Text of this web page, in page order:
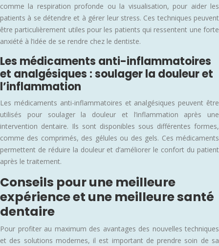
comme la respiration profonde ou la visualisation, pour aider les
patients à se détendre et à gérer leur stress. Ces techniques peuvent
être particulièrement utiles pour les patients qui ressentent une forte
anxiété à l’idée de se rendre chez le dentiste.
Les médicaments anti-inflammatoires
et analgésiques : soulager la douleur et
l’inflammation
Les médicaments anti-inflammatoires et analgésiques peuvent être
utilisés pour soulager la douleur et l’inflammation après une
intervention dentaire. Ils sont disponibles sous différentes formes,
comme des comprimés, des gélules ou des gels. Ces médicaments
permettent de réduire la douleur et d’améliorer le confort du patient
après le traitement.
Conseils pour une meilleure
expérience et une meilleure santé
dentaire
Pour profiter au maximum des avantages des nouvelles techniques
et des solutions modernes, il est important de prendre soin de sa